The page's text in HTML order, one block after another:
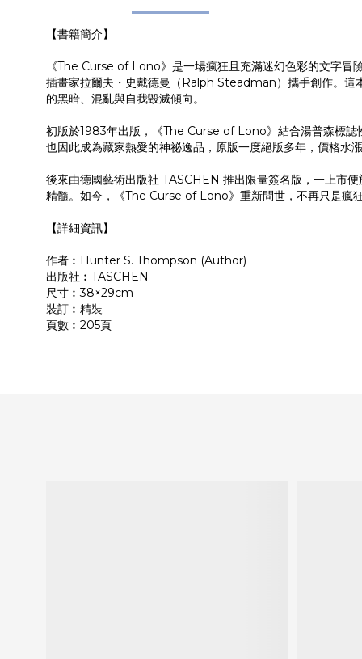
【書籍簡介】
《The Curse of Lono》是一場瘋狂且充滿迷幻色彩的文字
插畫家拉爾夫・史戴德曼（Ralph Steadman）攜手創作。這
的黑暗、混亂與自我毀滅傾向。
初版於1983年出版，《The Curse of Lono》結合湯普森標誌
也因此成為藏家熱愛的神祕逸品，原版一度絕版多年，價格水
後來由德國藝術出版社 TASCHEN 推出限量簽名版，一上市
精髓。如今，《The Curse of Lono》重新問世，不再只是瘋
【詳細資訊】
作者︰Hunter S. Thompson (Author)
出版社︰TASCHEN
尺寸︰38×29cm
裝訂︰精裝
頁數︰205頁